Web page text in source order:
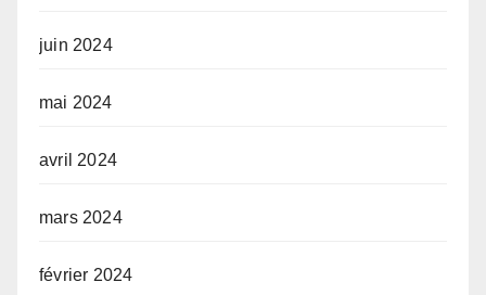
juin 2024
mai 2024
avril 2024
mars 2024
février 2024